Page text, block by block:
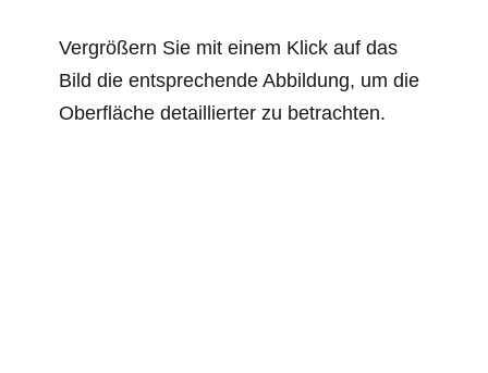
Vergrößern Sie mit einem Klick auf das
Bild die entsprechende Abbildung, um die
Oberfläche detaillierter zu betrachten.